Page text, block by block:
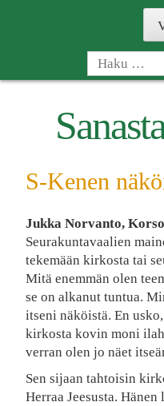
Haku:
S-Kenen
Jukka Norvanto,
Seurakuntavaalien
tekemään kirkosta tai
Mitä enemmän olen
se on alkanut tuntua.
itseni näköistä. En
kirkosta kovin moni
verran olen jo näet
Sen sijaan tahtoisin
Herraa Jeesusta.